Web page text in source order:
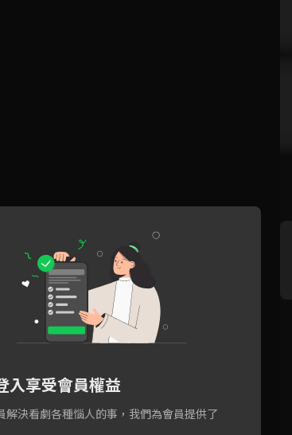
入享受會員權益
解決看劇各種惱人的事，我們為會員提供了